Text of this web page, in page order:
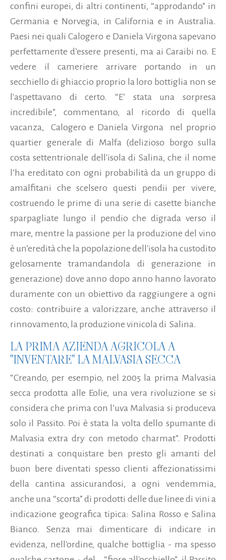
confini europei, di altri continenti, “approdando” in
Germania e Norvegia, in California e in Australia.
Paesi nei quali Calogero e Daniela Virgona sapevano
perfettamente d’essere presenti, ma ai Caraibi no. E
vedere il cameriere arrivare portando in un
secchiello di ghiaccio proprio la loro bottiglia non se
l'aspettavano di certo. “E’ stata una sorpresa
incredibile”, commentano, al ricordo di quella
vacanza, Calogero e Daniela Virgona nel proprio
quartier generale di Malfa (delizioso borgo sulla
costa settentrionale dell'isola di Salina, che il nome
l’ha ereditato con ogni probabilità da un gruppo di
amalfitani che scelsero questi pendii per vivere,
costruendo le prime di una serie di casette bianche
sparpagliate lungo il pendio che digrada verso il
mare, mentre la passione per la produzione del vino
è un’eredità che la popolazione dell'isola ha custodito
gelosamente tramandandola di generazione in
generazione) dove anno dopo anno hanno lavorato
duramente con un obiettivo da raggiungere a ogni
costo: contribuire a valorizzare, anche attraverso il
rinnovamento, la produzione vinicola di Salina.
LA PRIMA AZIENDA AGRICOLA A
"INVENTARE" LA MALVASIA SECCA
“Creando, per esempio, nel 2005 la prima Malvasia
secca prodotta alle Eolie, una vera rivoluzione se si
considera che prima con l’uva Malvasia si produceva
solo il Passito. Poi è stata la volta dello spumante di
Malvasia extra dry con metodo charmat”. Prodotti
destinati a conquistare ben presto gli amanti del
buon bere diventati spesso clienti affezionatissimi
della cantina assicurandosi, a ogni vendemmia,
anche una “scorta” di prodotti delle due linee di vini a
indicazione geografica tipica: Salina Rosso e Salina
Bianco. Senza mai dimenticare di indicare in
evidenza, nell'ordine, qualche bottiglia - ma spesso